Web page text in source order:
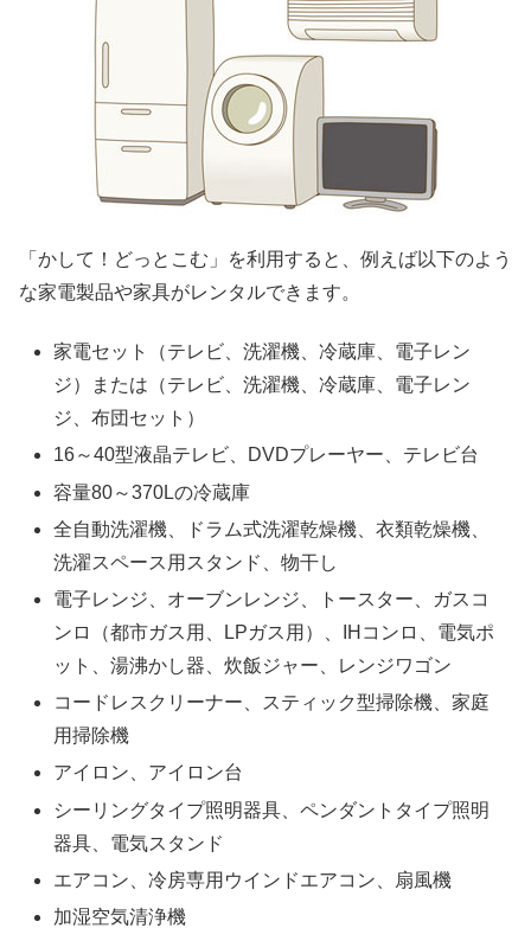
「かして！どっとこむ」を利用すると、例えば以下のよう
な家電製品や家具がレンタルできます。
家電セット（テレビ、洗濯機、冷蔵庫、電子レン
ジ）または（テレビ、洗濯機、冷蔵庫、電子レン
ジ、布団セット）
16～40型液晶テレビ、DVDプレーヤー、テレビ台
容量80～370Lの冷蔵庫
全自動洗濯機、ドラム式洗濯乾燥機、衣類乾燥機、
洗濯スペース用スタンド、物干し
電子レンジ、オーブンレンジ、トースター、ガスコ
ンロ（都市ガス用、LPガス用）、IHコンロ、電気ポ
ット、湯沸かし器、炊飯ジャー、レンジワゴン
コードレスクリーナー、スティック型掃除機、家庭
用掃除機
アイロン、アイロン台
シーリングタイプ照明器具、ペンダントタイプ照明
器具、電気スタンド
エアコン、冷房専用ウインドエアコン、扇風機
加湿空気清浄機